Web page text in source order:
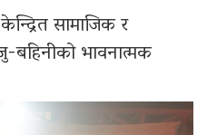
सामाजिक र
बहिनीको भावनात्मक